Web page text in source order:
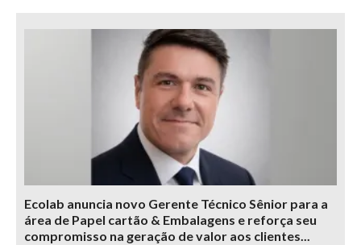
Ecolab anuncia novo Gerente Técnico Sênior para a
área de Papel cartão & Embalagens e reforça seu
compromisso na geração de valor aos clientes...